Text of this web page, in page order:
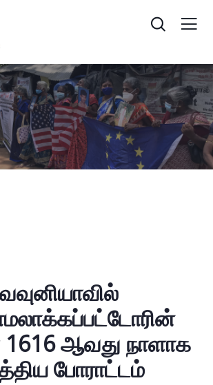
வவுனியாவில்
1616 ஆவது நாளாக
போராட்டம்